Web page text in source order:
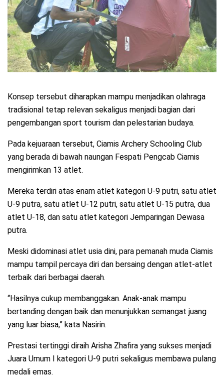
Konsep tersebut diharapkan mampu menjadikan olahraga
tradisional tetap relevan sekaligus menjadi bagian dari
pengembangan sport tourism dan pelestarian budaya.
Pada kejuaraan tersebut, Ciamis Archery Schooling Club
yang berada di bawah naungan Fespati Pengcab Ciamis
mengirimkan 13 atlet.
Mereka terdiri atas enam atlet kategori U-9 putri, satu atlet
U-9 putra, satu atlet U-12 putri, satu atlet U-15 putra, dua
atlet U-18, dan satu atlet kategori Jemparingan Dewasa
putra.
Meski didominasi atlet usia dini, para pemanah muda Ciamis
mampu tampil percaya diri dan bersaing dengan atlet-atlet
terbaik dari berbagai daerah.
“Hasilnya cukup membanggakan. Anak-anak mampu
bertanding dengan baik dan menunjukkan semangat juang
yang luar biasa,” kata Nasirin.
Prestasi tertinggi diraih Arisha Zhafira yang sukses menjadi
Juara Umum I kategori U-9 putri sekaligus membawa pulang
medali emas.